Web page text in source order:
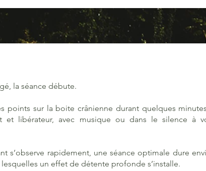
la séance débute.
points sur la boite crânienne durant quelques
et libérateur, avec musique ou dans le silence à
s’observe rapidement, une séance optimale dure
un effet de détente profonde s’installe.